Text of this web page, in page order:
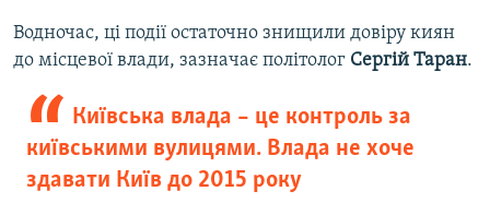
Водночас, ці події остаточно знищили довіру киян
до місцевої влади, зазначає політолог Сергій Таран.
Київська влада – це контроль за
київськими вулицями. Влада не хоче
здавати Київ до 2015 року